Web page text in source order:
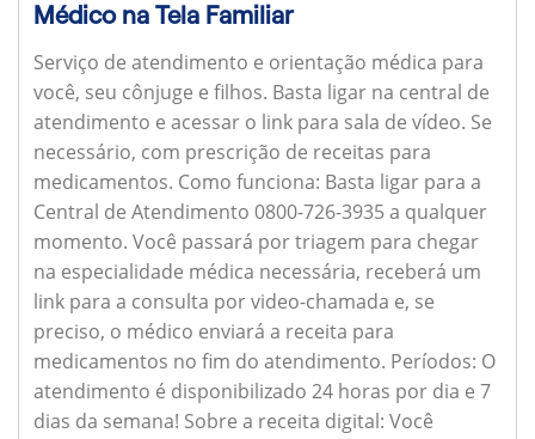
Médico na Tela Familiar
Serviço de atendimento e orientação médica para
você, seu cônjuge e filhos. Basta ligar na central de
atendimento e acessar o link para sala de vídeo. Se
necessário, com prescrição de receitas para
medicamentos. Como funciona: Basta ligar para a
Central de Atendimento 0800-726-3935 a qualquer
momento. Você passará por triagem para chegar
na especialidade médica necessária, receberá um
link para a consulta por video-chamada e, se
preciso, o médico enviará a receita para
medicamentos no fim do atendimento. Períodos: O
atendimento é disponibilizado 24 horas por dia e 7
dias da semana! Sobre a receita digital: Você